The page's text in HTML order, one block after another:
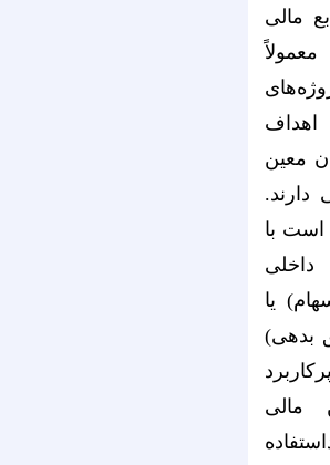
مالی
اهداف
معین
دارند.
است با
داخلی
یا
بدهی)
مالی